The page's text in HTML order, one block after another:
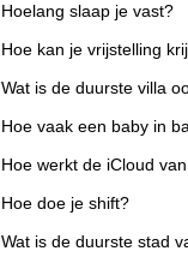
Hoelang slaap je vast?
Hoe kan je vrijstelling
Wat is de duurste villa
Hoe vaak een baby in
Hoe werkt de iCloud
Hoe doe je shift?
Wat is de duurste stad